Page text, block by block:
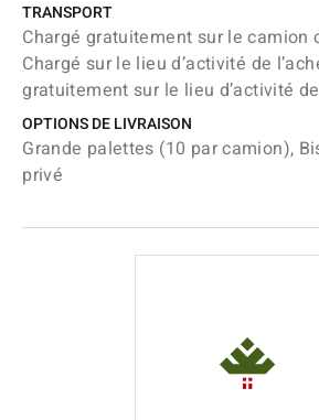
TRANSPORT
Chargé gratuitement sur le camion
Chargé sur le lieu d’activité de
gratuitement sur le lieu d’activité
OPTIONS DE LIVRAISON
Grande palettes (10 par camion),
privé